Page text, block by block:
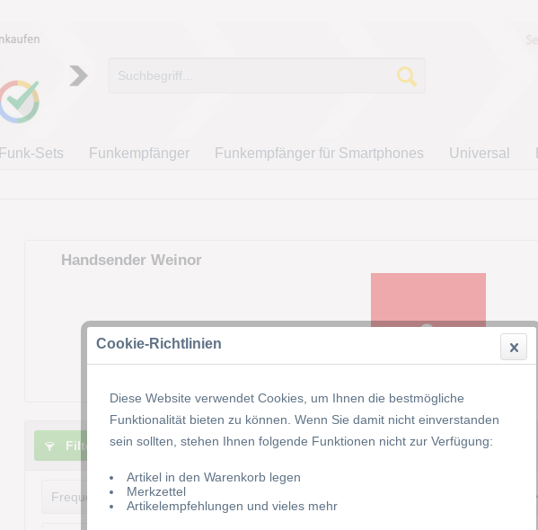
Funk-Sets Funkempfänger Funkempfänger für Smartphones Universal
Handsender Weinor
Filtern
Frequenz
Cookie-Richtlinien
Diese Website verwendet Cookies, um Ihnen die bestmögliche
Funktionalität bieten zu können. Wenn Sie damit nicht einverstanden
sein sollten, stehen Ihnen folgende Funktionen nicht zur Verfügung:
Artikel in den Warenkorb legen
Merkzettel
Artikelempfehlungen und vieles mehr